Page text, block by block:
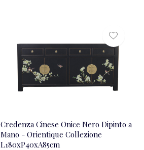
Credenza Cinese Onice Nero Dipinto a
Mano - Orientique Collezione
L180xP40xA85cm